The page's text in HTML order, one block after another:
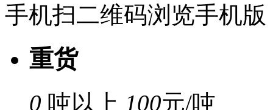
手机扫二维码浏览手机版
重货
0 吨以上 100元/吨